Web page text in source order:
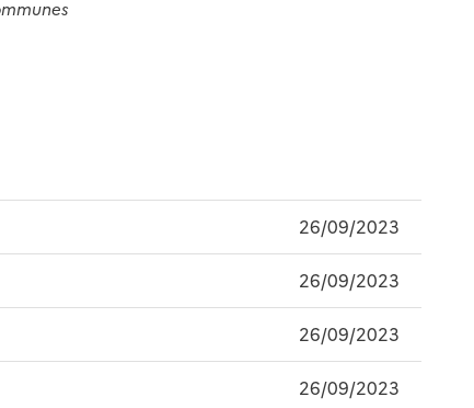
26/09/2023
26/09/2023
26/09/2023
26/09/2023